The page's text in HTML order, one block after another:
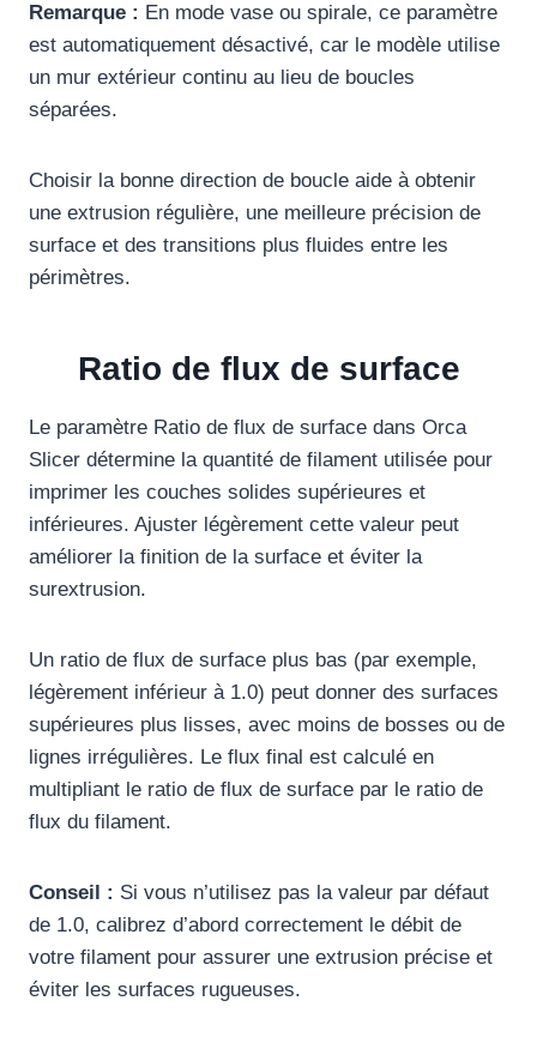
Remarque : En mode vase ou spirale, ce paramètre
est automatiquement désactivé, car le modèle utilise
un mur extérieur continu au lieu de boucles
séparées.
Choisir la bonne direction de boucle aide à obtenir
une extrusion régulière, une meilleure précision de
surface et des transitions plus fluides entre les
périmètres.
Ratio de flux de surface
Le paramètre Ratio de flux de surface dans Orca
Slicer détermine la quantité de filament utilisée pour
imprimer les couches solides supérieures et
inférieures. Ajuster légèrement cette valeur peut
améliorer la finition de la surface et éviter la
surextrusion.
Un ratio de flux de surface plus bas (par exemple,
légèrement inférieur à 1.0) peut donner des surfaces
supérieures plus lisses, avec moins de bosses ou de
lignes irrégulières. Le flux final est calculé en
multipliant le ratio de flux de surface par le ratio de
flux du filament.
Conseil : Si vous n’utilisez pas la valeur par défaut
de 1.0, calibrez d’abord correctement le débit de
votre filament pour assurer une extrusion précise et
éviter les surfaces rugueuses.